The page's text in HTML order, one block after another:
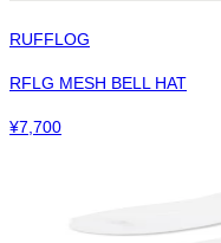
RUFFLOG
RFLG MESH BELL HAT
¥7,700